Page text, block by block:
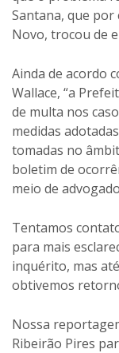
medidas
tomadas no
meio de
Tentamos
para mais
inquérito, mas
obtivemos
Ribeirão Pires
Fiscalização tem
apontam barulho
comércios
em algum
imprensa, o